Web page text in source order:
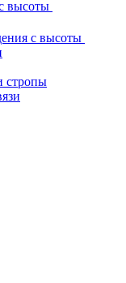
высоты
с высоты
стропы